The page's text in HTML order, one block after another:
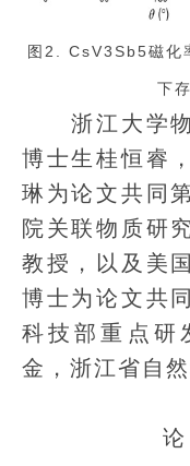
图2. CsV3Sb5磁化
下
浙江大学物
博士生桂恒睿
琳为论文共同
院关联物质研
教授，以及美
博士为论文共
科技部重点研
金，浙江省自
论